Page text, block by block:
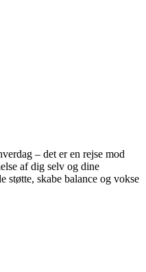
– det er en rejse mod
af dig selv og dine
støtte, skabe balance og vokse